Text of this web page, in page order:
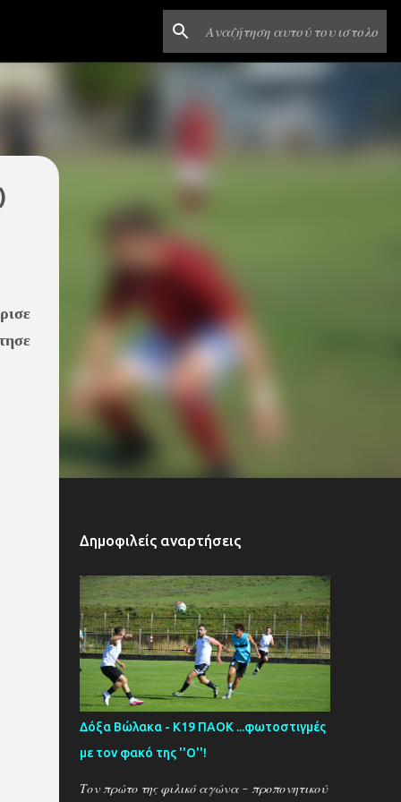
Δημοφιλείς αναρτήσεις
Δόξα Βώλακα - Κ19 ΠΑΟΚ ...φωτοστιγμές
με τον φακό της ''Ο''!
Τον πρώτο της φιλικό αγώνα - προπονητικού